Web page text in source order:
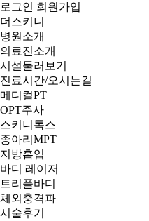
로그인 회원가입
더스키니
병원소개
의료진소개
시설둘러보기
진료시간/오시는길
메디컬PT
OPT주사
스키니톡스
종아리MPT
지방흡입
바디 레이저
트리플바디
체외충격파
시술후기